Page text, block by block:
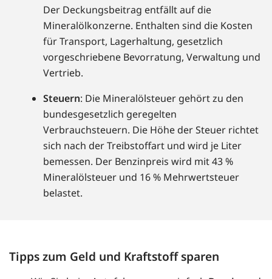
Der Deckungsbeitrag entfällt auf die
Mineralölkonzerne. Enthalten sind die Kosten
für Transport, Lagerhaltung, gesetzlich
vorgeschriebene Bevorratung, Verwaltung und
Vertrieb.
Steuern: Die Mineralölsteuer gehört zu den
bundesgesetzlich geregelten
Verbrauchsteuern. Die Höhe der Steuer richtet
sich nach der Treibstoffart und wird je Liter
bemessen. Der Benzinpreis wird mit 43 %
Mineralölsteuer und 16 % Mehrwertsteuer
belastet.
Tipps zum Geld und Kraftstoff sparen